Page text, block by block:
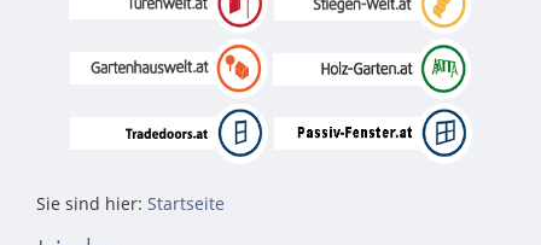
Sie sind hier: Startseite